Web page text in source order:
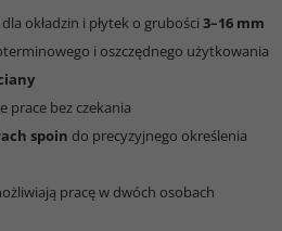
dla okładzin i płytek o grubości 3–16 mm
i oszczędnego użytkowania
prace bez czekania
spoin do precyzyjnego określenia
pracę w dwóch osobach